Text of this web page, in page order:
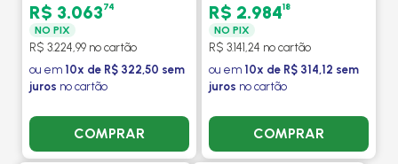
R$ 3.06374
NO PIX
R$ 3.224,99 no cartão
ou em 10x de R$ 322,50 sem
juros no cartão
COMPRAR
R$ 2.98418
NO PIX
R$ 3.141,24 no cartão
ou em 10x de R$ 314,12 sem
juros no cartão
COMPRAR